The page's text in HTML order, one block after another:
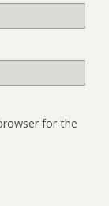
for the